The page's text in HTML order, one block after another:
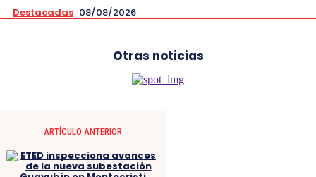
Destacadas 08/08/2026
Otras noticias
ARTÍCULO ANTERIOR